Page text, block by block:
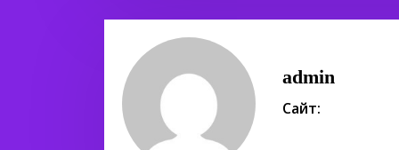
admin
Сайт: